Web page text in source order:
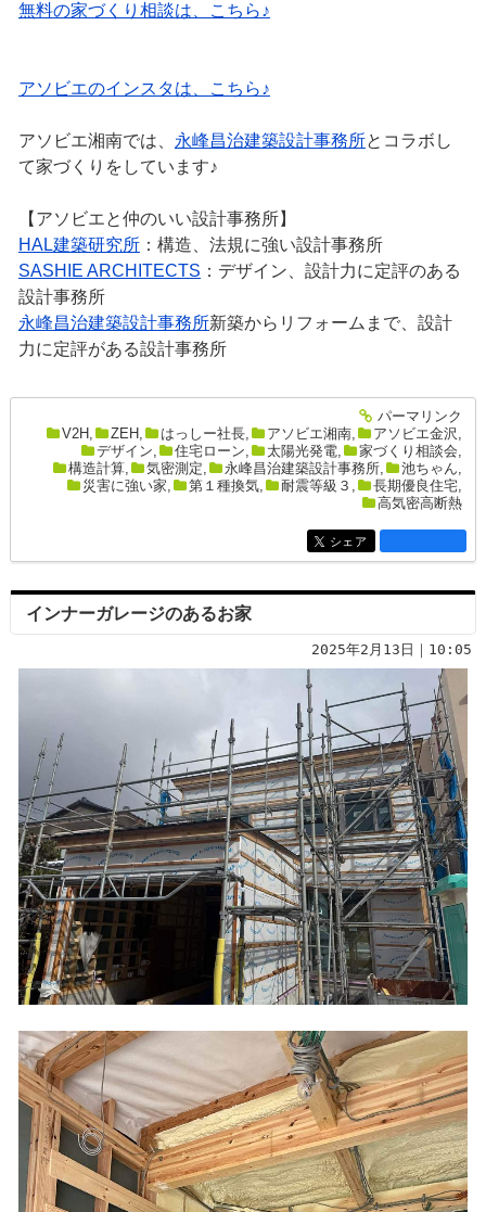
無料の家づくり相談は、こちら♪
アソビエのインスタは、こちら♪
アソビエ湘南では、 永峰昌治建築設計事務所とコラボし
て家づくりをしています♪
【アソビエと仲のいい設計事務所】
HAL建築研究所：構造、法規に強い設計事務所
SASHIE ARCHITECTS ：デザイン、設計力に定評のある
設計事務所
永峰昌治建築設計事務所新築からリフォームまで、設計
力に定評がある設計事務所
entry2662
パーマリンク
V2H , ZEH , はっしー社長, アソビエ湘南, アソビエ金沢 ,
デザイン, 住宅ローン, 太陽光発電, 家づくり相談会,
構造計算, 気密測定, 永峰昌治建築設計事務所, 池ちゃん,
災害に強い家, 第１種換気, 耐震等級３ , 長期優良住宅,
高気密高断熱
entry2662
シェア
インナーガレージのあるお家
2025年2月13日｜10:05